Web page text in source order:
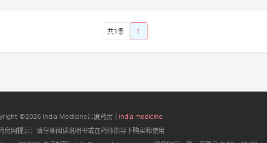
共1条 1
©2026 India Medicine印度药房 | india medicine
房网提示：请仔细阅读说明书或在药师指导下购买和使用